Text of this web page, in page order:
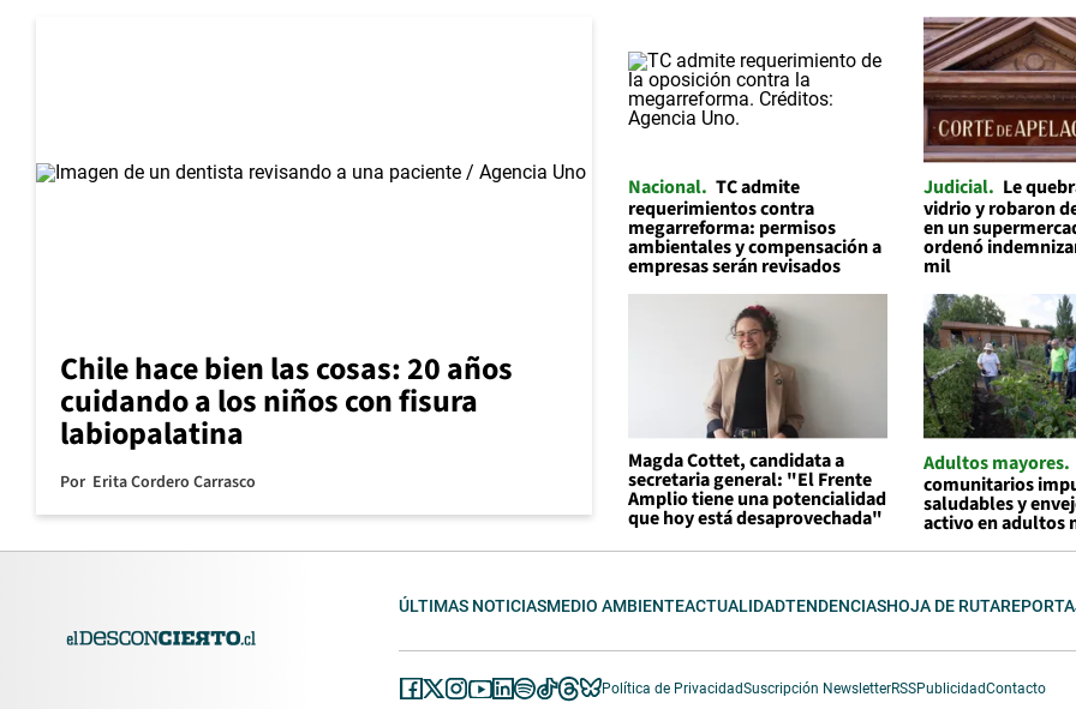
Chile hace bien las cosas: 20 años
cuidando a los niños con fisura
labiopalatina
Por Erita Cordero Carrasco
Nacional TC admite
requerimientos contra
megarreforma: permisos
ambientales y compensación a
empresas serán revisados
Judicial Le
vidrio y robaron
en un
ordenó
mil
Magda Cottet, candidata a
secretaria general: "El Frente
Amplio tiene una potencialidad
que hoy está desaprovechada"
Adultos mayores
comunitarios
saludables y
activo en adultos
ÚLTIMAS NOTICIASMEDIO AMBIENTEACTUALIDADTENDENCIASHOJA DE RUTA
Política de PrivacidadSuscripción NewsletterRSSPublicidadContacto